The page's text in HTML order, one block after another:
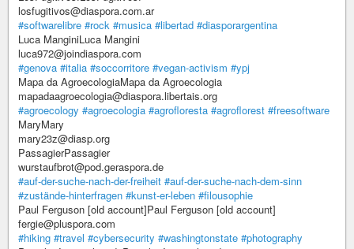
losfugitivos@diaspora.com.ar
#softwarelibre #rock #musica #libertad #diasporargentina
Luca ManginiLuca Mangini
luca972@joindiaspora.com
#genova #italia #soccorritore #vegan-activism #ypj
Mapa da AgroecologiaMapa da Agroecologia
mapadaagroecologia@diaspora.libertais.org
#agroecology #agroecologia #agrofloresta #agroflorest #freesoftware
MaryMary
mary23z@diasp.org
PassagierPassagier
wurstaufbrot@pod.geraspora.de
#auf-der-suche-nach-der-freiheit #auf-der-suche-nach-dem-sinn
#zustände-hinterfragen #kunst-er-leben #filousophie
Paul Ferguson [old account]Paul Ferguson [old account]
fergie@pluspora.com
#hiking #travel #cybersecurity #washingtonstate #photography